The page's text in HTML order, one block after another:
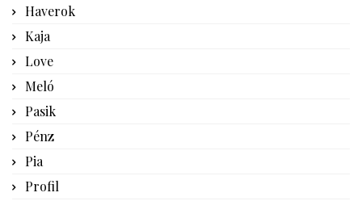
Haverok
Kaja
Love
Meló
Pasik
Pénz
Pia
Profil